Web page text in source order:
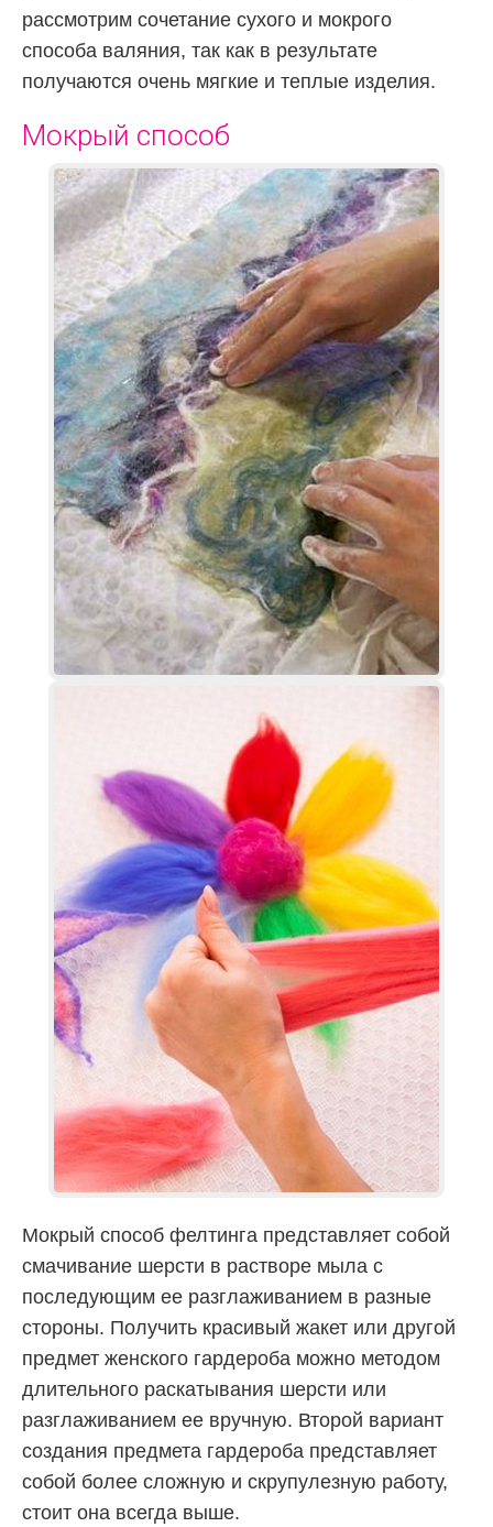
рассмотрим сочетание сухого и мокрого
способа валяния, так как в результате
получаются очень мягкие и теплые изделия.
Мокрый способ
Мокрый способ фелтинга представляет собой
смачивание шерсти в растворе мыла с
последующим ее разглаживанием в разные
стороны. Получить красивый жакет или другой
предмет женского гардероба можно методом
длительного раскатывания шерсти или
разглаживанием ее вручную. Второй вариант
создания предмета гардероба представляет
собой более сложную и скрупулезную работу,
стоит она всегда выше.